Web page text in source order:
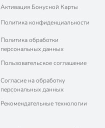
Активация Бонусной Карты
Политика конфиденциальности
Политика обработки
персональных данных
Пользовательское соглашение
Согласие на обработку
персональных данных
Рекомендательные технологии